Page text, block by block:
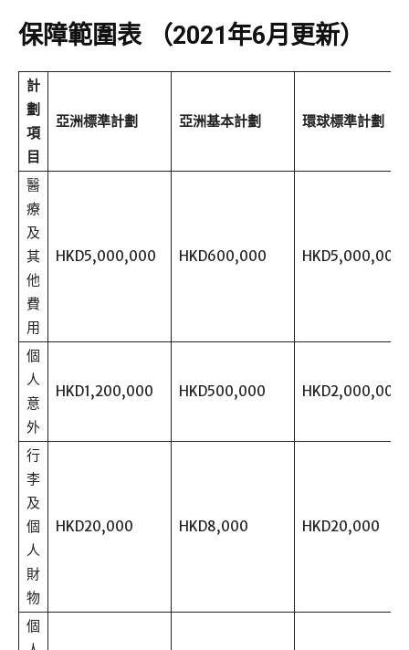
保障範圍表 （2021年6月更新）
計
劃
項
目
亞洲標準計劃 亞洲基本計劃 環球標準計劃
醫
療
及
其
他
費
用
HKD5,000,000 HKD600,000 HKD5,000,000
個
人
意
外
HKD1,200,000 HKD500,000 HKD2,000,000
行
李
及
個
人
財
物
HKD20,000 HKD8,000 HKD20,000
個